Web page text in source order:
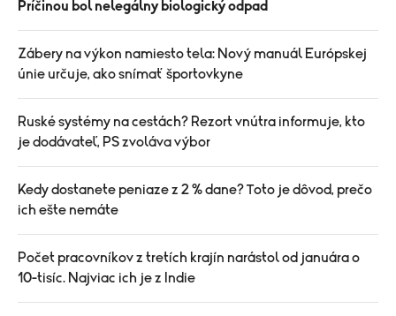
Príčinou bol nelegálny biologický odpad
Zábery na výkon namiesto tela: Nový manuál Európskej
únie určuje, ako snímať športovkyne
Ruské systémy na cestách? Rezort vnútra informuje, kto
je dodávateľ, PS zvoláva výbor
Kedy dostanete peniaze z 2 % dane? Toto je dôvod, prečo
ich ešte nemáte
Počet pracovníkov z tretích krajín narástol od januára o
10-tisíc. Najviac ich je z Indie